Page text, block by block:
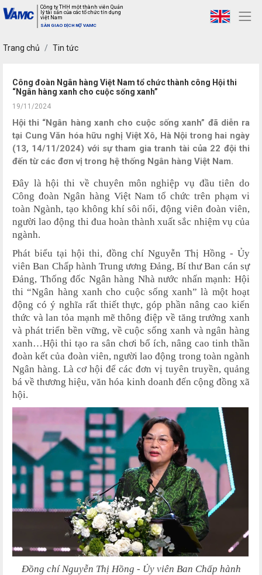
Công ty THH một thành viên Quản
lý tài sản của các tổ chức tín dụng
việt Nam
SÀN GIAO DỊCH NỢ VAMC
Trang chủ Tin tức
Công đoàn Ngân hàng Việt Nam tổ chức thành công Hội thi
“Ngân hàng xanh cho cuộc sống xanh”
19/11/2024
Hội thi “Ngân hàng xanh cho cuộc sống xanh” đã diễn ra
tại Cung Văn hóa hữu nghị Việt Xô, Hà Nội trong hai ngày
(13, 14/11/2024) với sự tham gia tranh tài của 22 đội thi
đến từ các đơn vị trong hệ thống Ngân hàng Việt Nam.
Đây là hội thi về chuyên môn nghiệp vụ đầu tiên do
Công đoàn Ngân hàng Việt Nam tổ chức trên phạm vi
toàn Ngành, tạo không khí sôi nổi, động viên đoàn viên,
người lao động thi đua hoàn thành xuất sắc nhiệm vụ của
ngành.
Phát biểu tại hội thi, đồng chí Nguyễn Thị Hồng - Ủy
viên Ban Chấp hành Trung ương Đảng, Bí thư Ban cán sự
Đảng, Thống đốc Ngân hàng Nhà nước nhấn mạnh: Hội
thi “Ngân hàng xanh cho cuộc sống xanh” là một hoạt
động có ý nghĩa rất thiết thực, góp phần nâng cao kiến
thức và lan tỏa mạnh mẽ thông điệp về tăng trưởng xanh
và phát triển bền vững, về cuộc sống xanh và ngân hàng
xanh…Hội thi tạo ra sân chơi bổ ích, nâng cao tinh thần
đoàn kết của đoàn viên, người lao động trong toàn ngành
Ngân hàng. Là cơ hội để các đơn vị tuyên truyền, quảng
bá về thương hiệu, văn hóa kinh doanh đến cộng đồng xã
hội.
Đồng chí Nguyễn Thị Hồng - Ủy viên Ban Chấp hành